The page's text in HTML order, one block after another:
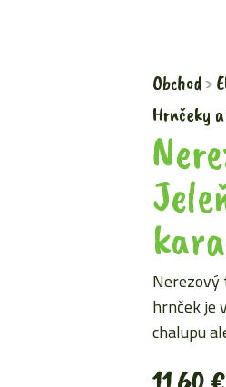
Obchod
Hrnčeky
Nerezový
hrnček je
chalupu